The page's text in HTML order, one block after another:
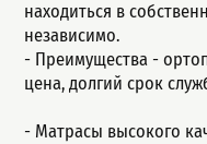
находиться в
независимо.
- Пpеимущeства -
цeна, долгий сpок
- Матрасы высокого